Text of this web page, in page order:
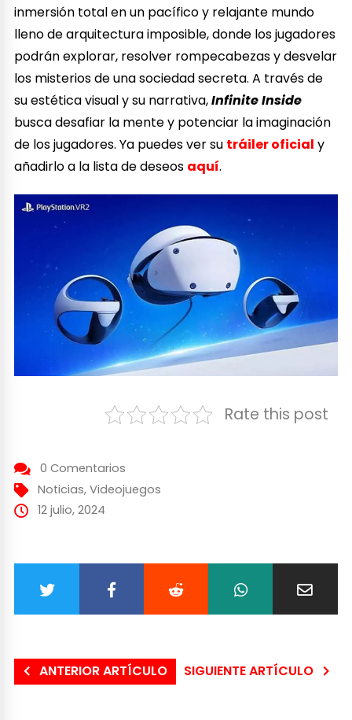
inmersión total en un pacífico y relajante mundo
lleno de arquitectura imposible, donde los jugadores
podrán explorar, resolver rompecabezas y desvelar
los misterios de una sociedad secreta. A través de
su estética visual y su narrativa,Infinite Inside
busca desafiar la mente y potenciar la imaginación
de los jugadores. Ya puedes ver su tráiler oficial y
añadirlo a la lista de deseos aquí.
Rate this post
0 Comentarios
Noticias, Videojuegos
12 julio, 2024
ANTERIOR ARTÍCULO SIGUIENTE ARTÍCULO